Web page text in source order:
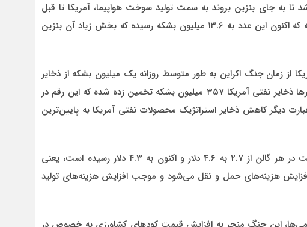
به جای بنزین بروند به سمت تولید سوخت هواپیما، آمریکا تا قبل
جنگ سه میلیون بشکه فرآورده‌های انرژی داشته که اکنون این عدد به ۱۳.۶ میلیون بشکه رسیده که بخش زیاد آن بنزین
از زمان جنگ اکراین به طور متوسط روزانه یک میلیون بشکه از ذخایر
برداشت می‌شود، ادامه داد: بر اساس آخرین آمارها ذخایر نفتی آمریکا ۳۵۷ میلیون بشکه تخمین زده شده که این رقم در
بشکه بود؛ به عبارت دیگر کاهش ذخایر استراتژیک محصولات نفتی آمریکا به پایین‌ترین
صارمی گفت: این عوامل موج شد قیمت سوخت در هر گالن از ۲.۷ به ۴.۶ دلار و اکنون به ۴.۳ دلار رسیده است، یعنی
افزایش هزینه‌های حمل و نقل می‌شود و موجب افزایش هزینه‌های تولید